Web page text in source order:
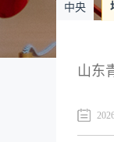
中央
山东